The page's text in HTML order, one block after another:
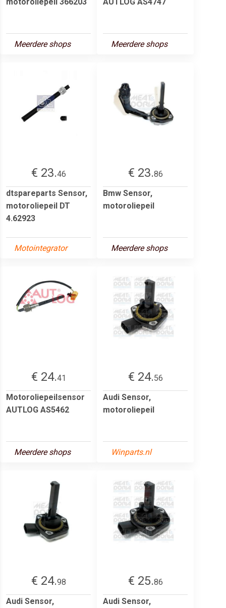
Meerdere shops Meerdere shops
€ 23.46
dtspareparts Sensor,
motoroliepeil DT
4.62923
Motointegrator
€ 23.86
Bmw Sensor,
motoroliepeil
Meerdere shops
€ 24.41
Motoroliepeilsensor
AUTLOG AS5462
Meerdere shops
€ 24.56
Audi Sensor,
motoroliepeil
Winparts.nl
€ 24.98
Audi Sensor,
€ 25.86
Audi Sensor,